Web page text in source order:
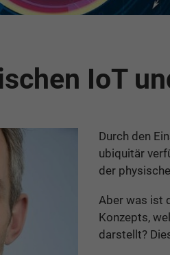
IoT
Durch den
ubiquitär
der
Aber was ist
Konzepts,
darstellt?